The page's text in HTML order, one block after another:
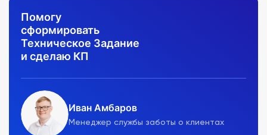
Помогу
сформировать
Техническое Задание
и сделаю КП
Иван Амбаров
Менеджер службы заботы о клиентах